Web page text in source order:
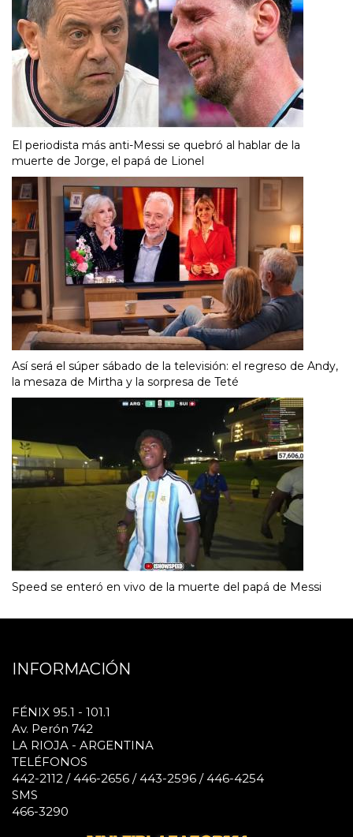
El periodista más anti-Messi se quebró al hablar de la
muerte de Jorge, el papá de Lionel
Así será el súper sábado de la televisión: el regreso de Andy,
la mesaza de Mirtha y la sorpresa de Teté
Speed se enteró en vivo de la muerte del papá de Messi
INFORMACIÓN
FÉNIX 95.1 - 101.1
Av. Perón 742
LA RIOJA - ARGENTINA
TELÉFONOS
442-2112 / 446-2656 / 443-2596 / 446-4254
SMS
466-3290